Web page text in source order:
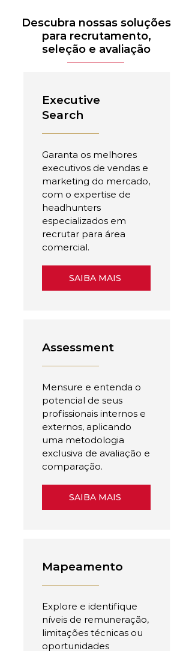
Descubra nossas soluções
para recrutamento,
seleção e avaliação
Executive
Search
Garanta os melhores
executivos de vendas e
marketing do mercado,
com o expertise de
headhunters
especializados em
recrutar para área
comercial.
SAIBA MAIS
Assessment
Mensure e entenda o
potencial de seus
profissionais internos e
externos, aplicando
uma metodologia
exclusiva de avaliação e
comparação.
SAIBA MAIS
Mapeamento
Explore e identifique
níveis de remuneração,
limitações técnicas ou
oportunidades